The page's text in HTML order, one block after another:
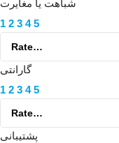
شباهت یا مغایرت
1 2 3 4 5
گارانتی
1 2 3 4 5
پشتیبانی